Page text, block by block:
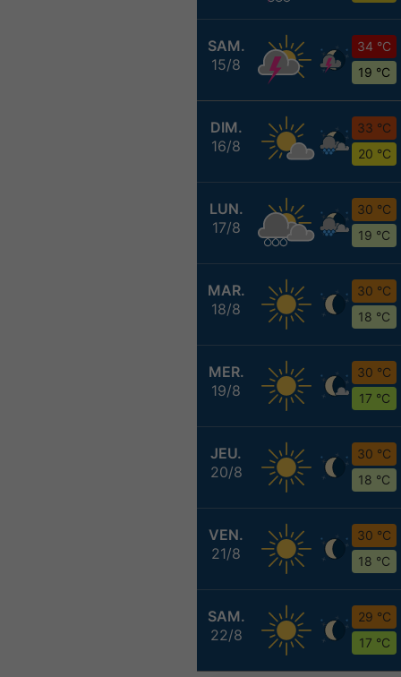
SAM.
15/8
34 °C
19 °C
DIM.
16/8
33 °C
20 °C
LUN.
17/8
30 °C
19 °C
MAR.
18/8
30 °C
18 °C
MER.
19/8
30 °C
17 °C
JEU.
20/8
30 °C
18 °C
VEN.
21/8
30 °C
18 °C
SAM.
22/8
29 °C
17 °C